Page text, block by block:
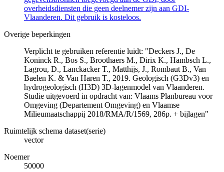
overheidsdiensten die geen deelnemer zijn aan GDI-
Vlaanderen. Dit gebruik is kosteloos.
Overige beperkingen
Verplicht te gebruiken referentie luidt: "Deckers J., De
Koninck R., Bos S., Broothaers M., Dirix K., Hambsch L.,
Lagrou, D., Lanckacker T., Matthijs, J., Rombaut B., Van
Baelen K. & Van Haren T., 2019. Geologisch (G3Dv3) en
hydrogeologisch (H3D) 3D-lagenmodel van Vlaanderen.
Studie uitgevoerd in opdracht van: Vlaams Planbureau voor
Omgeving (Departement Omgeving) en Vlaamse
Milieumaatschappij 2018/RMA/R/1569, 286p. + bijlagen"
Ruimtelijk schema dataset(serie)
vector
Noemer
50000